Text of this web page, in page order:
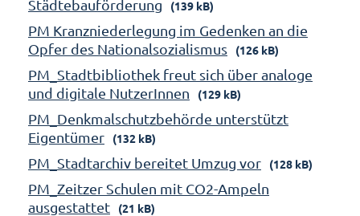
Städtebauförderung (139 kB)
PM Kranzniederlegung im Gedenken an die
Opfer des Nationalsozialismus
(126 kB)
PM_Stadtbibliothek freut sich über analoge
und digitale NutzerInnen
(129 kB)
PM_Denkmalschutzbehörde unterstützt
Eigentümer
(132 kB)
PM_Stadtarchiv bereitet Umzug vor (128 kB)
PM_Zeitzer Schulen mit CO2-Ampeln
ausgestattet
(21 kB)